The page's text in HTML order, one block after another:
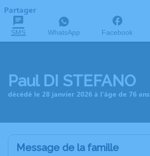
Partager
SMS WhatsApp Facebook
Paul DI STEFANO
décédé le 28 janvier 2026 à l'âge de 76 ans
Message de la famille